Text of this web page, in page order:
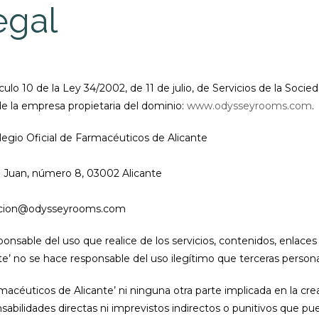
10 de la Ley 34/2002, de 11 de julio, de Servicios de la
la empresa propietaria del dominio: www.odysseyrooms.com.
Oficial de Farmacéuticos de Alicante
Juan, número 8, 03002 Alicante
del uso que realice de los servicios, contenidos,
no se hace responsable del uso ilegítimo que terceras
de Alicante’ ni ninguna otra parte implicada en la
directas ni imprevistos indirectos o punitivos que